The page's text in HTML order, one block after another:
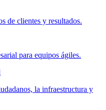
de clientes y resultados.
para equipos ágiles.
la infraestructura y